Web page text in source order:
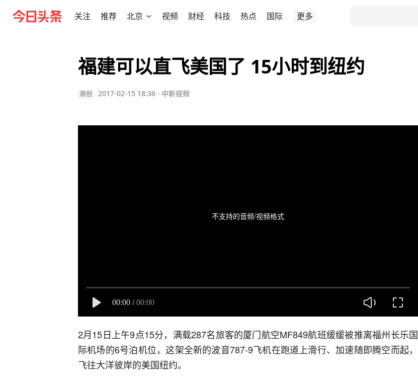
关注 推荐 北京 视频 财经 科技 热点 国际 更多
福建可以直飞美国了 15小时到纽约
原创 2017-02-15 18:36 · 中新视频
不支持的音频/视频格式
00:00 / 00:00
2月15日上午9点15分，满载287名旅客的厦门航空MF849航班缓缓被推离福州长乐国
际机场的6号泊机位，这架全新的波音787-9飞机在跑道上滑行、加速随即腾空而起，
飞往大洋彼岸的美国纽约。